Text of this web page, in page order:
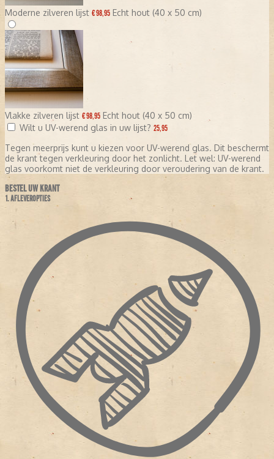
Moderne zilveren lijst € 98,95 Echt hout (40 x 50 cm)
Vlakke zilveren lijst € 98,95 Echt hout (40 x 50 cm)
Wilt u UV-werend glas in uw lijst? 25,95
Tegen meerprijs kunt u kiezen voor UV-werend glas. Dit beschermt
de krant tegen verkleuring door het zonlicht. Let wel: UV-werend
glas voorkomt niet de verkleuring door veroudering van de krant.
BESTEL UW KRANT
1. AFLEVEROPTIES